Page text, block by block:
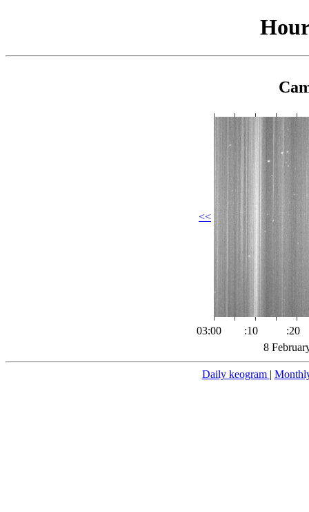
<<
03:00 :10
:20
8
Daily keogram |